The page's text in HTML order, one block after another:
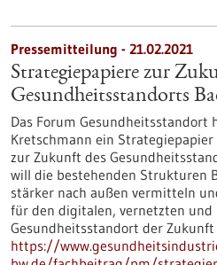
Pressemitteilung - 21.02.2021
Strategiepapiere zur
Gesundheitsstandorts
Das Forum Gesundheitsstandort
Kretschmann ein
zur Zukunft des
will die bestehenden Strukturen
stärker nach außen vermitteln
für den digitalen, vernetzten und
Gesundheitsstandort der
https://